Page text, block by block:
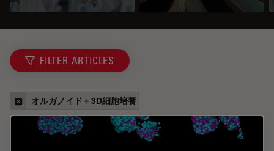
FILTER ARTICLES
オルガノイド＋3D細胞培養